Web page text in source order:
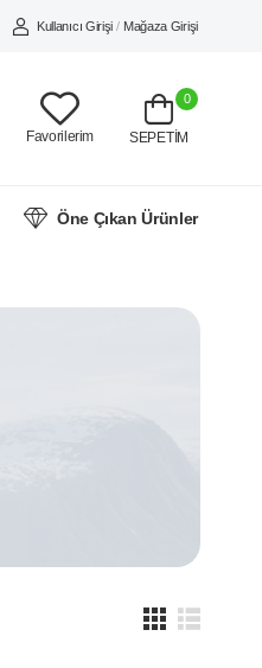
Kullanıcı Girişi / Mağaza Girişi
Favorilerim
0
SEPETİM
Öne Çıkan Ürünler